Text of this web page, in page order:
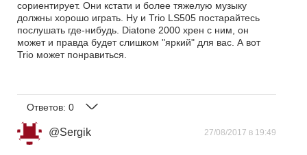
сориентирует. Они кстати и более тяжелую музыку
должны хорошо играть. Ну и Trio LS505 постарайтесь
послушать где-нибудь. Diatone 2000 хрен с ним, он
может и правда будет слишком "яркий" для вас. А вот
Trio может понравиться.
Ответов: 0
@Sergik 27/08/2017 в 19:49